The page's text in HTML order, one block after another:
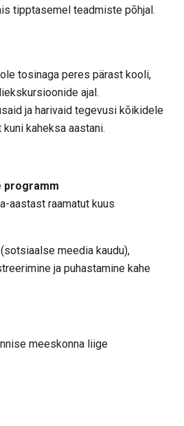
tipptasemel teadmiste põhjal.
tosinaga peres pärast kooli,
ajal.
ja harivaid tegevusi kõikidele
kaheksa aastani.
programm
aastast raamatut kuus
meedia kaudu),
ja puhastamine kahe
meeskonna liige